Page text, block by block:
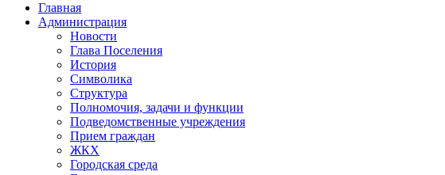
Главная
Администрация
Новости
Глава Поселения
История
Символика
Структура
Полномочия, задачи и функции
Подведомственные учреждения
Прием граждан
ЖКХ
Городская среда